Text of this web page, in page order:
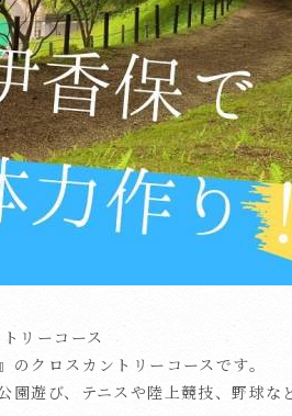
リーコース
クロスカントリーコースです。
遊び、テニスや陸上競技、野球な